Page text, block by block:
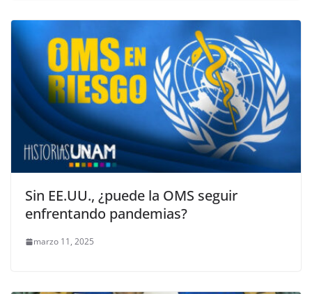
Sin EE.UU., ¿puede la OMS seguir
enfrentando pandemias?
marzo 11, 2025